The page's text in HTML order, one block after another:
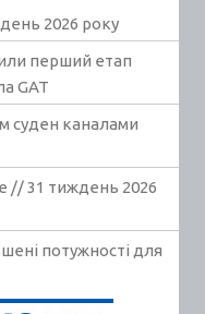
2026 року
перший етап
GAT
суден каналами
// 31 тиждень 2026
потужності для